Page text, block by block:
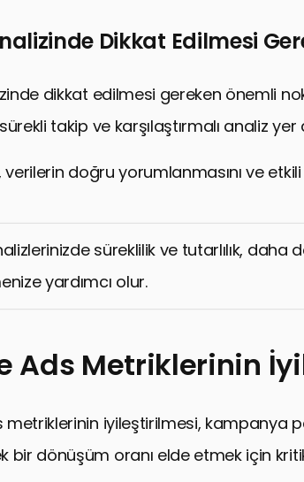
Dikkat Edilmesi
dikkat edilmesi gereken önemli
takip ve karşılaştırmalı analiz yer
verilerin doğru yorumlanmasını ve
süreklilik ve tutarlılık,
yardımcı olur.
Ads Metriklerinin
iyileştirilmesi, kampanya
bir dönüşüm oranı elde etmek için